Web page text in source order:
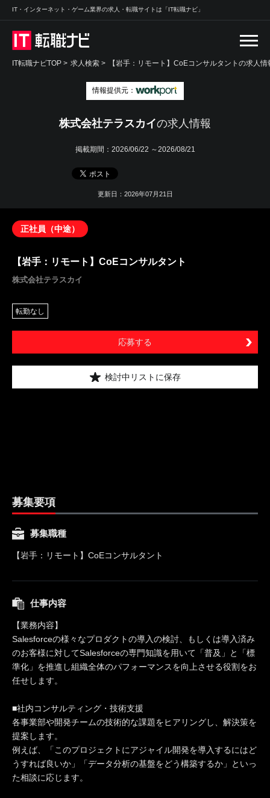
IT・インターネット・ゲーム業界の求人・転職サイトは「IT転職ナビ」
IT転職ナビTOP > 求人検索 > 【岩手：リモート】CoEコンサルタントの求人情
情報提供元：
株式会社テラスカイの求人情報
掲載期間： 2026/06/22 ～2026/08/21
更新日：2026年07月21日
正社員（中途）
【岩手：リモート】CoEコンサルタント
株式会社テラスカイ
転勤なし
応募する
検討中リストに保存
募集要項
募集職種
【岩手：リモート】CoEコンサルタント
仕事内容
【業務内容】
Salesforceの様々なプロダクトの導入の検討、もしくは導入済み
のお客様に対してSalesforceの専門知識を用いて「普及」と「標
準化」を推進し組織全体のパフォーマンスを向上させる役割をお
任せします。
■社内コンサルティング・技術支援
各事業部や開発チームの技術的な課題をヒアリングし、解決策を
提案します。
例えば、「このプロジェクトにアジャイル開発を導入するにはど
うすれば良いか」「データ分析の基盤をどう構築するか」といっ
た相談に応じます。